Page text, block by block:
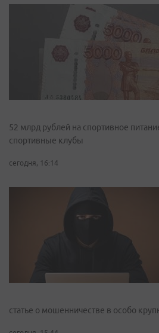
52 млрд рублей на спортивное
спортивные клубы
сегодня, 16:14
статье о мошенничестве в особо